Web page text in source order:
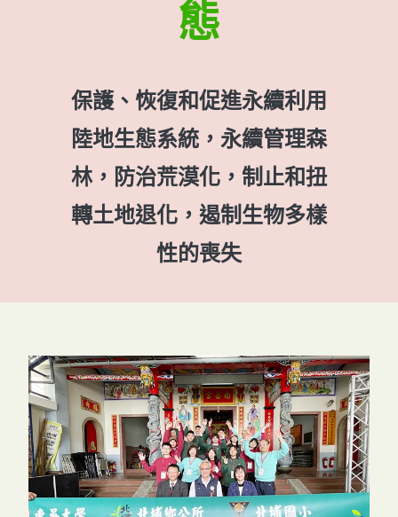
態
保護、恢復和促進永續利用
陸地生態系統，永續管理森
林，防治荒漠化，制止和扭
轉土地退化，遏制生物多樣
性的喪失